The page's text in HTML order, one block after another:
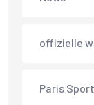
offizielle
Paris